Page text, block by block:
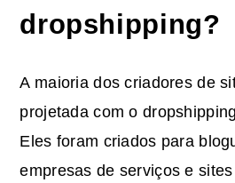
dropshipping?
A maioria dos criadores de
projetada com o
Eles foram criados para
empresas de serviços e